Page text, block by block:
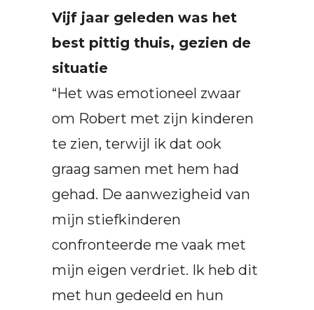
Vijf jaar geleden was het
best pittig thuis, gezien de
situatie
“Het was emotioneel zwaar
om Robert met zijn kinderen
te zien, terwijl ik dat ook
graag samen met hem had
gehad. De aanwezigheid van
mijn stiefkinderen
confronteerde me vaak met
mijn eigen verdriet. Ik heb dit
met hun gedeeld en hun